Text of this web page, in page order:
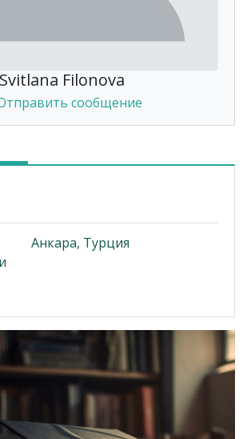
Svitlana Filonova
сообщение
Анкара, Турция